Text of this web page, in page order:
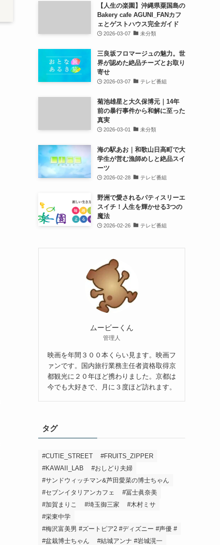
【人生の楽園】沖縄県粟国島の
Bakery cafe AGUNI_FANカフ
ェとゲストハウス完全ガイド
2026-03-07 未分類
三良坂フロマージュの魅力。世
界が認めた絶品チーズとお取り
寄せ
2026-03-07 テレビ番組
菊池雄星と大久保博元｜14年
前の暴行事件から和解に至った
真実
2026-03-01 未分類
海の駅あお｜和歌山日高町で大
学生が営む漁師めしと絶品スイ
ーツ
2026-02-28 テレビ番組
野洲で愛されるパティスリーエ
スイチ！人生を輝かせる3つの
魔法
2026-02-26 テレビ番組
ムービーくん
管理人
映画を年間３００本くらい見ます。映画フ
ァンです。国内旅行業務主任者資格取得京
都観光に２０年ほど携わりました。京都は
今でも大好きで、月に３度ほど訪れます。
タグ
#CUTIE_STREET
#FRUITS_ZIPPER
#KAWAII_LAB
#おしどり夫婦
#サンドウィッチマン&芦田愛菜の博士ちゃん
#セブンイタリアンカフェ
#冨士眞奈美
#加賀まりこ
#埼玉御三家
#木村ミサ
#栄東中学
#梅沢富美男 #ズートピア2 #ディズニー #声優 #
#盆栽博士ちゃん
#結城アンナ #岩城滉一